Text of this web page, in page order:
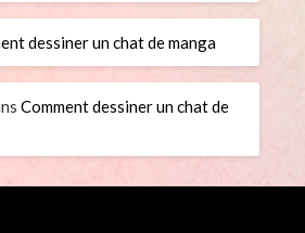
dessiner un chat de manga
Comment dessiner un chat de